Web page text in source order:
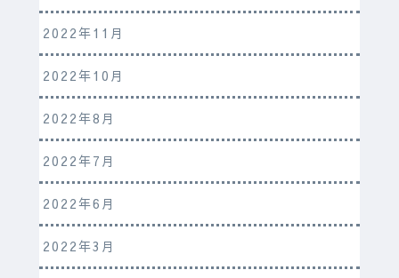
2022年11月
2022年10月
2022年8月
2022年7月
2022年6月
2022年3月